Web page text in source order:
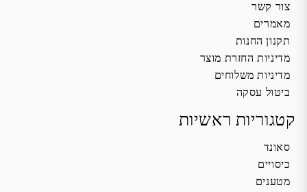
צור קשר
מאמרים
תקנון החנות
מדיניות החזרת מוצר
מדיניות משלוחים
ביטול עסקה
קטגוריות ראשיות
סאונד
כיסויים
מטענים